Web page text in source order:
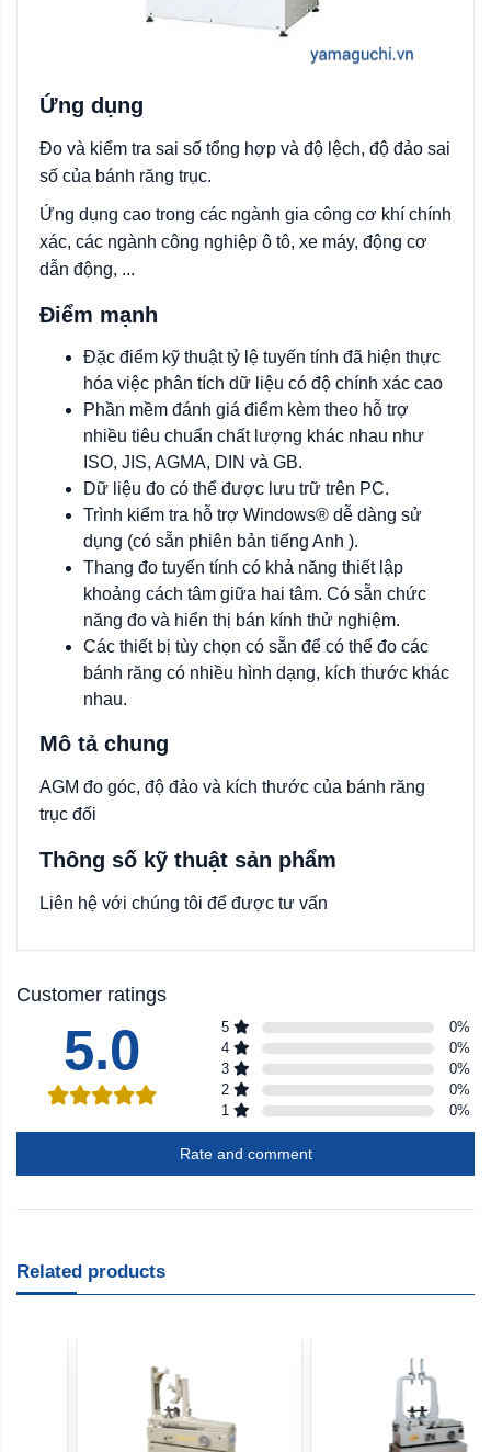
Ứng dụng
Đo và kiểm tra sai số tổng hợp và độ lệch, độ đảo sai
số của bánh răng trục.
Ứng dụng cao trong các ngành gia công cơ khí chính
xác, các ngành công nghiệp ô tô, xe máy, động cơ
dẫn động, ...
Điểm mạnh
Đặc điểm kỹ thuật tỷ lệ tuyến tính đã hiện thực
hóa việc phân tích dữ liệu có độ chính xác cao
Phần mềm đánh giá điểm kèm theo hỗ trợ
nhiều tiêu chuẩn chất lượng khác nhau như
ISO, JIS, AGMA, DIN và GB.
Dữ liệu đo có thể được lưu trữ trên PC.
Trình kiểm tra hỗ trợ Windows® dễ dàng sử
dụng (có sẵn phiên bản tiếng Anh ).
Thang đo tuyến tính có khả năng thiết lập
khoảng cách tâm giữa hai tâm. Có sẵn chức
năng đo và hiển thị bán kính thử nghiệm.
Các thiết bị tùy chọn có sẵn để có thể đo các
bánh răng có nhiều hình dạng, kích thước khác
nhau.
Mô tả chung
AGM đo góc, độ đảo và kích thước của bánh răng
trục đối
Thông số kỹ thuật sản phẩm
Liên hệ với chúng tôi để được tư vấn
Customer ratings
5.0 5 0%
4
0%
3
0%
2
0%
1
0%
Rate and comment
Related products